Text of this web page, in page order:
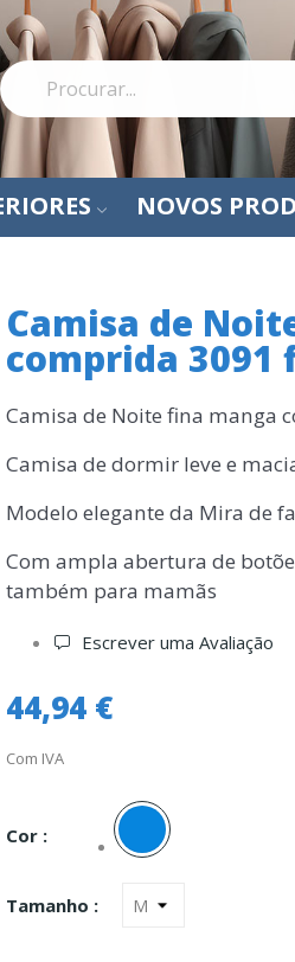
NOVOS
Camisa de
comprida 3091
Camisa de Noite fina manga
Camisa de dormir leve e
Modelo elegante da Mira de
Com ampla abertura de
também para mamãs
Escrever uma Avaliação
44,94 €
Com IVA
Cor :
Azul
Tamanho :